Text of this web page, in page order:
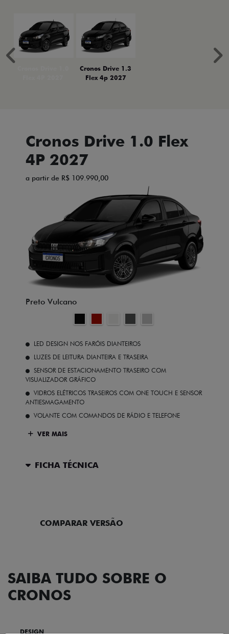
Cronos Drive 1.3
Flex 4p 2027
Anterior
Cronos Drive 1.0 Flex
4P 2027
a partir de R$ 109.990,00
Preto Vulcano
LED DESIGN NOS FARÓIS DIANTEIROS
LUZES DE LEITURA DIANTEIRA E TRASEIRA
SENSOR DE ESTACIONAMENTO TRASEIRO COM
VISUALIZADOR GRÁFICO
VIDROS ELÉTRICOS TRASEIROS COM ONE TOUCH E SENSOR
ANTIESMAGAMENTO
VOLANTE COM COMANDOS DE RÁDIO E TELEFONE
VER MAIS
FICHA TÉCNICA
COMPARAR VERSÃO
SAIBA TUDO SOBRE O
CRONOS
DESIGN TECNOLOGIA PERFORMANCE